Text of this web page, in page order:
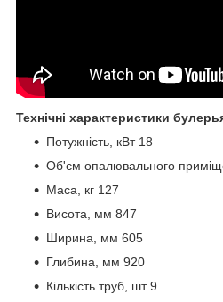
Технічні характеристики
Потужність, кВт 18
Об'єм опалювального
Маса, кг 127
Висота, мм 847
Ширина, мм 605
Глибина, мм 920
Кількість труб, шт 9